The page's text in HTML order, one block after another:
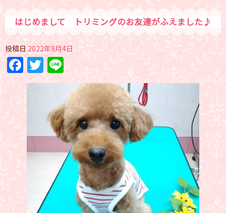
はじめまして トリミングのお友達がふえました♪
投稿日 2022年9月4日
Facebook
Twitter